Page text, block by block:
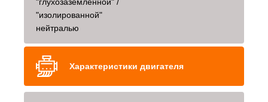
"глухозаземленной" /
"изолированной"
нейтралью
Характеристики двигателя